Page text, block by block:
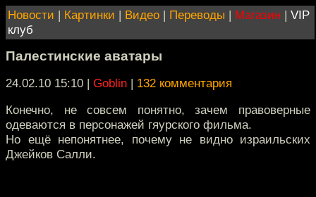
Новости | Картинки | Видео | Переводы | Магазин | VIP
клуб
Палестинские аватары
24.02.10 15:10 | Goblin | 132 комментария
Конечно, не совсем понятно, зачем правоверные
одеваются в персонажей гяурского фильма.
Но ещё непонятнее, почему не видно израильских
Джейков Салли.